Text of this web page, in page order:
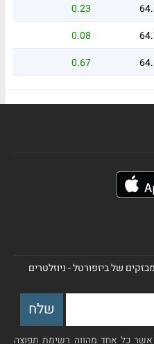
0.23
0.08
0.67
של ביזפורטל - ניוזלטרים
אשר כל אחד מהווה רשימת תפוצה